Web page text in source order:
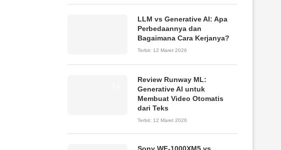
LLM vs Generative AI: Apa
Perbedaannya dan
Bagaimana Cara Kerjanya?
Terbit: 12 Maret 2026
Review Runway ML:
Generative AI untuk
Membuat Video Otomatis
dari Teks
Terbit: 12 Maret 2026